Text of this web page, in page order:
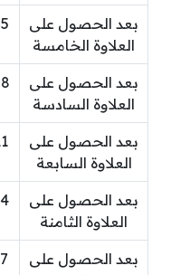
بعد الحصول على
العلاوة الخامسة
بعد الحصول على
العلاوة السادسة
بعد الحصول على
العلاوة السابعة
بعد الحصول على
العلاوة الثامنة
بعد الحصول على